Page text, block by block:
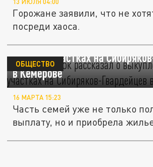
13 ИЮЛЯ 04:00
Горожане заявили, что не
посреди хаоса.
Илья Середюк рассказал о
домах и участках на
в Кемерове
ОБЩЕСТВО
16 МАРТА 15:23
Часть семей уже не только
выплату, но и приобрела